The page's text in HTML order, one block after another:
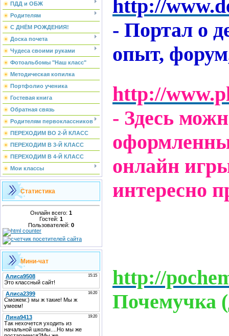
ПДД и ОБЖ
Родителям
С ДНЁМ РОЖДЕНИЯ!
Доска почета
Чудеса своими руками
Фотоальбомы "Наш класс"
Методическая копилка
Портфолио ученика
Гостевая книга
Обратная связь
Родителям первоклассников
ПЕРЕХОДИМ ВО 2-Й КЛАСС
ПЕРЕХОДИМ В 3-Й КЛАСС
ПЕРЕХОДИМ В 4-Й КЛАСС
Мои классы
Статистика
Онлайн всего: 1
Гостей: 1
Пользователей: 0
Мини-чат
http://
- Портал о
опыт,
http://
- Здесь
онлайн
интересно
http://
Почемучка